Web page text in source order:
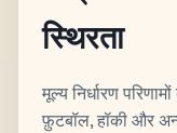
स्थिरता
मूल्य निर्धारण
फ़ुटबॉल, हॉकी और